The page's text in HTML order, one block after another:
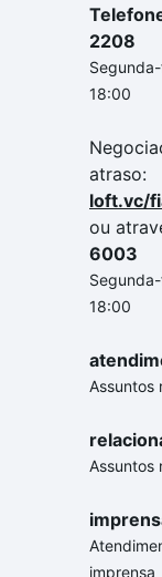
2208
18:00
atraso:
loft.vc/
ou
6003
18:00
Assuntos
Assuntos
imprensa